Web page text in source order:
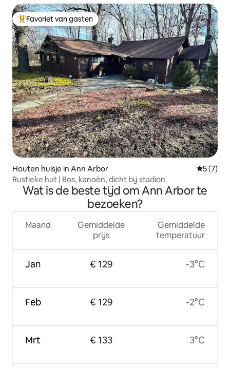
Topfavoriet van gasten
Favoriet van gasten
Houten huisje in Ann Arbor
5 (7)
Rustieke hut | Bos, kanoën, dicht bij stadion
Wat is de beste tijd om Ann Arbor te
bezoeken?
Maand
Jan
Feb
Mrt
Gemiddelde
prijs
€ 129
€ 129
€ 133
Gemiddelde
temperatuur
-3°C
-2°C
3°C